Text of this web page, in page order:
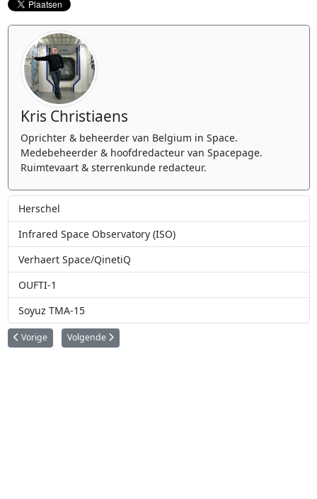
Kris Christiaens
Oprichter & beheerder van Belgium in Space.
Medebeheerder & hoofdredacteur van Spacepage.
Ruimtevaart & sterrenkunde redacteur.
Herschel
Infrared Space Observatory (ISO)
Verhaert Space/QinetiQ
OUFTI-1
Soyuz TMA-15
Vorig artikel: België en Gaia
Vorige Volgende artikel: Herschel
Volgende